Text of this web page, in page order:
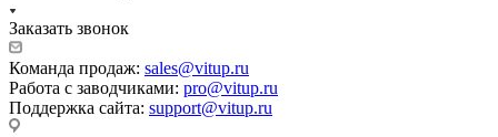
Заказать звонок
Команда продаж: sales@vitup.ru
Работа с заводчиками: pro@vitup.ru
Поддержка сайта: support@vitup.ru